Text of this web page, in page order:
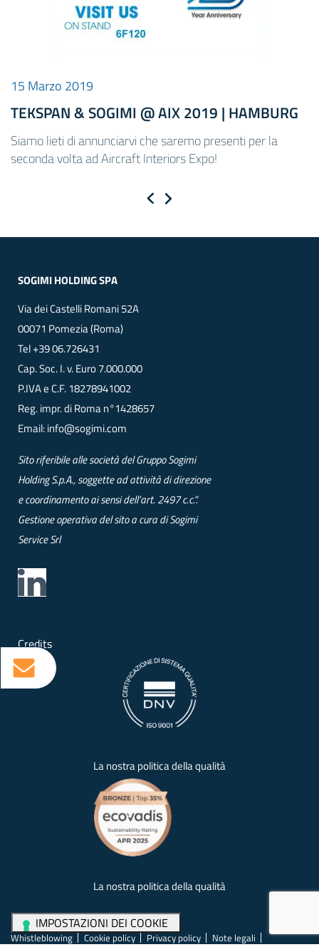
15 Marzo 2019
TEKSPAN & SOGIMI @ AIX 2019 | HAMBURG
Siamo lieti di annunciarvi che saremo presenti per la
seconda volta ad Aircraft Interiors Expo!
Previous
Next
SOGIMI HOLDING SPA
Via dei Castelli Romani 52A
00071 Pomezia (Roma)
Tel+39 06.726431
Cap. Soc. I. v. Euro 7.000.000
P.IVA e C.F. 18278941002
Reg. impr. di Roma n°1428657
Email:info@sogimi.com
Sito riferibile alle società del Gruppo Sogimi
Holding S.p.A., soggette ad attività di direzione
e coordinamento ai sensi dell’art. 2497 c.c.”.
Gestione operativa del sito a cura di Sogimi
Service Srl
Credits
La nostra politica della qualità
La nostra politica della qualità
Whistleblowing Cookie policy Privacy policy Note legali